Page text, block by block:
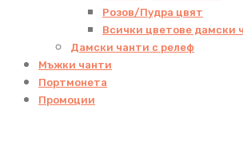
Розов/Пудра цвят
Всички цветове дамски
Дамски чанти с релеф
Мъжки чанти
Портмонета
Промоции